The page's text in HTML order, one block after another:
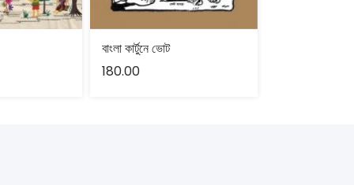
বাংলা কার্টুনে ভোট
180.00